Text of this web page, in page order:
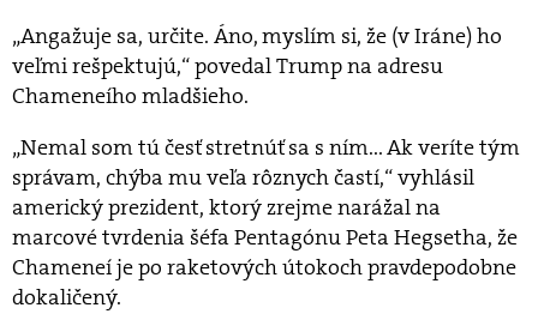
„Angažuje sa, určite. Áno, myslím si, že (v Iráne) ho
veľmi rešpektujú,“ povedal Trump na adresu
Chameneího mladšieho.
„Nemal som tú česť stretnúť sa s ním... Ak veríte tým
správam, chýba mu veľa rôznych častí,“ vyhlásil
americký prezident, ktorý zrejme narážal na
marcové tvrdenia šéfa Pentagónu Peta Hegsetha, že
Chameneí je po raketových útokoch pravdepodobne
dokaličený.